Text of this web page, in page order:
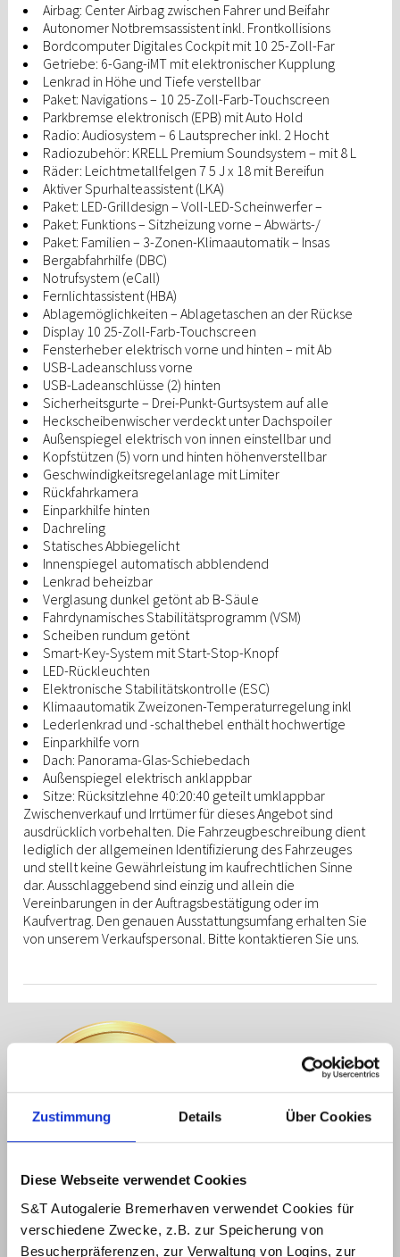
Zustimmung Details Über Cookies
Diese Webseite verwendet Cookies
S&T Autogalerie Bremerhaven verwendet Cookies für
verschiedene Zwecke, z.B. zur Speicherung von
Besucherpräferenzen, zur Verwaltung von Logins, zur
Airbag: Center Airbag zwischen Fahrer und Beifahr
Autonomer Notbremsassistent inkl. Frontkollisions
Bordcomputer Digitales Cockpit mit 10 25-Zoll-Far
Getriebe: 6-Gang-iMT mit elektronischer Kupplung
Lenkrad in Höhe und Tiefe verstellbar
Paket: Navigations – 10 25-Zoll-Farb-Touchscreen
Parkbremse elektronisch (EPB) mit Auto Hold
Radio: Audiosystem – 6 Lautsprecher inkl. 2 Hocht
Radiozubehör: KRELL Premium Soundsystem – mit 8 L
Räder: Leichtmetallfelgen 7 5 J x 18 mit Bereifun
Aktiver Spurhalteassistent (LKA)
Paket: LED-Grilldesign – Voll-LED-Scheinwerfer –
Paket: Funktions – Sitzheizung vorne – Abwärts-/
Paket: Familien – 3-Zonen-Klimaautomatik – Insas
Bergabfahrhilfe (DBC)
Notrufsystem (eCall)
Fernlichtassistent (HBA)
Ablagemöglichkeiten – Ablagetaschen an der Rückse
Display 10 25-Zoll-Farb-Touchscreen
Fensterheber elektrisch vorne und hinten – mit Ab
USB-Ladeanschluss vorne
USB-Ladeanschlüsse (2) hinten
Sicherheitsgurte – Drei-Punkt-Gurtsystem auf alle
Heckscheibenwischer verdeckt unter Dachspoiler
Außenspiegel elektrisch von innen einstellbar und
Kopfstützen (5) vorn und hinten höhenverstellbar
Geschwindigkeitsregelanlage mit Limiter
Rückfahrkamera
Einparkhilfe hinten
Dachreling
Statisches Abbiegelicht
Innenspiegel automatisch abblendend
Lenkrad beheizbar
Verglasung dunkel getönt ab B-Säule
Fahrdynamisches Stabilitätsprogramm (VSM)
Scheiben rundum getönt
Smart-Key-System mit Start-Stop-Knopf
LED-Rückleuchten
Elektronische Stabilitätskontrolle (ESC)
Klimaautomatik Zweizonen-Temperaturregelung inkl
Lederlenkrad und -schalthebel enthält hochwertige
Einparkhilfe vorn
Dach: Panorama-Glas-Schiebedach
Außenspiegel elektrisch anklappbar
Sitze: Rücksitzlehne 40:20:40 geteilt umklappbar
Zwischenverkauf und Irrtümer für dieses Angebot sind
ausdrücklich vorbehalten. Die Fahrzeugbeschreibung dient
lediglich der allgemeinen Identifizierung des Fahrzeuges
und stellt keine Gewährleistung im kaufrechtlichen Sinne
dar. Ausschlaggebend sind einzig und allein die
Vereinbarungen in der Auftragsbestätigung oder im
Kaufvertrag. Den genauen Ausstattungsumfang erhalten Sie
von unserem Verkaufspersonal. Bitte kontaktieren Sie uns.
Auszeichnung im Bereich
Beste Marktbearbeitung